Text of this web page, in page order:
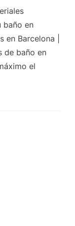
baño en
en Barcelona |
de baño en
el